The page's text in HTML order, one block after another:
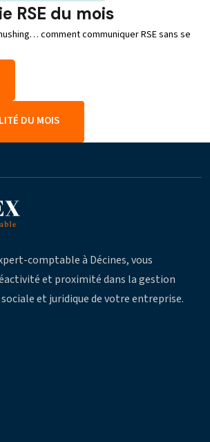
RSE du mois
comment communiquer RSE sans se
DU MOIS
comptable à Décines, vous
et proximité dans la gestion
et juridique de votre entreprise.